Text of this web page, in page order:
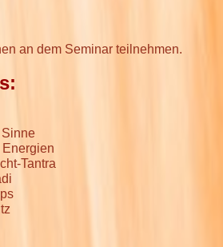
an dem Seminar teilnehmen.
Energien
Tantra